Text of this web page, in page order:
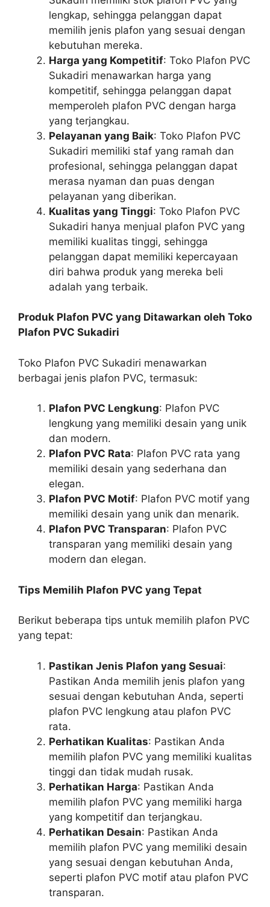
lengkap, sehingga pelanggan dapat
memilih jenis plafon yang sesuai dengan
kebutuhan mereka.
Harga yang Kompetitif: Toko Plafon PVC
Sukadiri menawarkan harga yang
kompetitif, sehingga pelanggan dapat
memperoleh plafon PVC dengan harga
yang terjangkau.
Pelayanan yang Baik: Toko Plafon PVC
Sukadiri memiliki staf yang ramah dan
profesional, sehingga pelanggan dapat
merasa nyaman dan puas dengan
pelayanan yang diberikan.
Kualitas yang Tinggi: Toko Plafon PVC
Sukadiri hanya menjual plafon PVC yang
memiliki kualitas tinggi, sehingga
pelanggan dapat memiliki kepercayaan
diri bahwa produk yang mereka beli
adalah yang terbaik.
Produk Plafon PVC yang Ditawarkan oleh Toko
Plafon PVC Sukadiri
Toko Plafon PVC Sukadiri menawarkan
berbagai jenis plafon PVC, termasuk:
Plafon PVC Lengkung: Plafon PVC
lengkung yang memiliki desain yang unik
dan modern.
Plafon PVC Rata: Plafon PVC rata yang
memiliki desain yang sederhana dan
elegan.
Plafon PVC Motif: Plafon PVC motif yang
memiliki desain yang unik dan menarik.
Plafon PVC Transparan: Plafon PVC
transparan yang memiliki desain yang
modern dan elegan.
Tips Memilih Plafon PVC yang Tepat
Berikut beberapa tips untuk memilih plafon PVC
yang tepat:
Pastikan Jenis Plafon yang Sesuai:
Pastikan Anda memilih jenis plafon yang
sesuai dengan kebutuhan Anda, seperti
plafon PVC lengkung atau plafon PVC
rata.
Perhatikan Kualitas: Pastikan Anda
memilih plafon PVC yang memiliki kualitas
tinggi dan tidak mudah rusak.
Perhatikan Harga: Pastikan Anda
memilih plafon PVC yang memiliki harga
yang kompetitif dan terjangkau.
Perhatikan Desain: Pastikan Anda
memilih plafon PVC yang memiliki desain
yang sesuai dengan kebutuhan Anda,
seperti plafon PVC motif atau plafon PVC
transparan.